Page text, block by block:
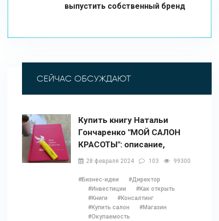
выпустить собственный бренд
СЕЙЧАС ОБСУЖДАЮТ
Купить книгу Натальи
Гончаренко "МОЙ САЛОН
КРАСОТЫ": описание,
содержание, отзывы,
28 февраля 2024 103 99300
#Бизнес-идеи
#Директор
#Инвестиции
#Как открыть
#Книги
#Консалтинг
#Купить салон
#Магазин
#Окупаемость